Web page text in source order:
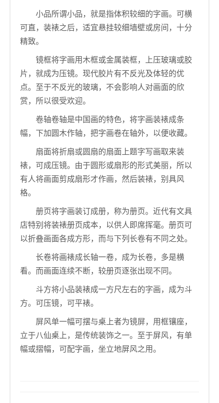
小品所谓小品，就是指体积较细的字画。可横
可直，装裱之后，适宜悬挂较细墙壁或房间，十分
精致。
镜框将字画用木框或金属装框，上压玻璃或胶
片，就成为压镜。现代胶片有不反光及体轻的优
点。至于不反光的玻璃，不会影响人对画面的欣
赏，所以很受欢迎。
卷轴卷轴是中国画的特色，将字画装裱成条
幅，下加圆木作轴，把字画卷在轴外，以便收藏。
扇面将折扇或圆扇的扇面上题字写画取来装
裱，可成压镜。由于圆形或扇形的形式美丽，所以
有人将画面剪成扇形才作画，然后装裱，别具风
格。
册页将字画装订成册，称为册页。近代有文具
店特别将装裱册页成本，以供人即席挥毫。册页可
以折叠画面各成方形，而与下列长卷有不同之处。
长卷将画裱成长轴一卷，成为长卷，多是横
看。而画面连续不断，较册页逐张出现不同。
斗方将小品装裱成一方尺左右的字画，成为斗
方。可压镜，可平裱。
屏风单一幅可摆与桌上者为镜屏，用框镶座，
立于八仙桌上，是传统装饰之一。至于屏风，有单
幅或摺幅，可配字画，坐立地屏风之用。